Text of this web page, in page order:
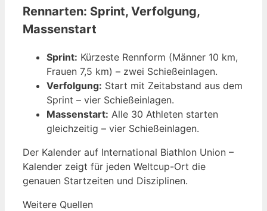
Rennarten: Sprint, Verfolgung,
Massenstart
Sprint: Kürzeste Rennform (Männer 10 km,
Frauen 7,5 km) – zwei Schießeinlagen.
Verfolgung: Start mit Zeitabstand aus dem
Sprint – vier Schießeinlagen.
Massenstart: Alle 30 Athleten starten
gleichzeitig – vier Schießeinlagen.
Der Kalender auf International Biathlon Union –
Kalender zeigt für jeden Weltcup-Ort die
genauen Startzeiten und Disziplinen.
Weitere Quellen